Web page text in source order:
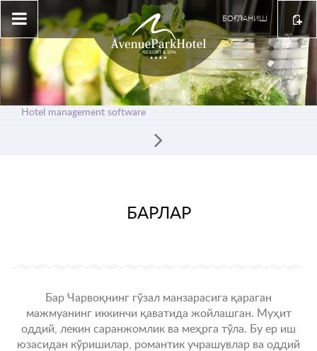
БОҒЛАНИШ
Hotel management software
БАРЛАР
Бар Чарвоқнинг гўзал манзарасига қараган
мажмуанинг иккинчи қаватида жойлашган. Муҳит
оддий, лекин саранжомлик ва меҳрга тўла. Бу ер иш
юзасидан кўришилар, романтик учрашувлар ва оддий